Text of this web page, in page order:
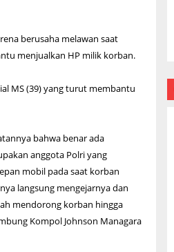
berusaha melawan saat
menjualkan HP milik korban.
MS (39) yang turut membantu
bahwa benar ada
anggota Polri yang
mobil pada saat korban
langsung mengejarnya dan
mendorong korban hingga
Kompol Johnson Managara